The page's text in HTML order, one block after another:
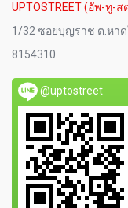
UPTOSTREET (อัพ-ทู-ส
1/32 ซอยบุญราช ต.หา
8154310
@uptostreet